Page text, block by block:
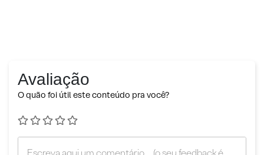
Avaliação
O quão foi útil este conteúdo pra você?